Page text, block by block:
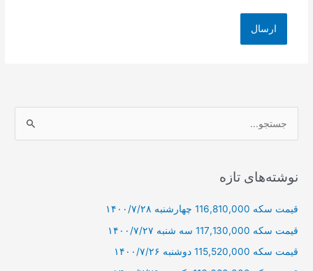
ب
ر
ا
نوشته‌های تازه
قیمت سکه 116,810,000 چهارشنبه ۱۴۰۰/۷/۲۸
قیمت سکه 117,130,000 سه شنبه ۱۴۰۰/۷/۲۷
قیمت سکه 115,520,000 دوشنبه ۱۴۰۰/۷/۲۶